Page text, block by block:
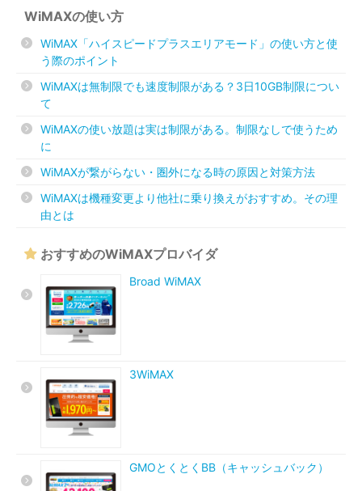
WiMAXの使い方
WiMAX「ハイスピードプラスエリアモード」の使い方と使
う際のポイント
WiMAXは無制限でも速度制限がある？3日10GB制限につい
て
WiMAXの使い放題は実は制限がある。制限なしで使うため
に
WiMAXが繋がらない・圏外になる時の原因と対策方法
WiMAXは機種変更より他社に乗り換えがおすすめ。その理
由とは
おすすめのWiMAXプロバイダ
Broad WiMAX
3WiMAX
GMOとくとくBB（キャッシュバック）